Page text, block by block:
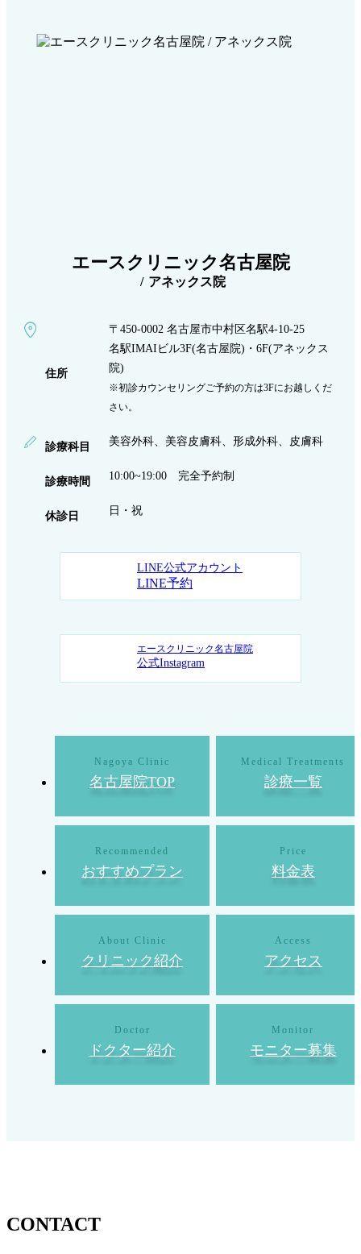
エースクリニック名古屋院
アネックス院
住所
〒450-0002 名古屋市中村区名駅4-10-25
名駅IMAIビル3F(名古屋院)・6F(アネックス
院)
※初診カウンセリングご予約の方は3Fにお越しくだ
さい。
診療科目 美容外科、美容皮膚科、形成外科、皮膚科
診療時間 10:00~19:00 完全予約制
休診日 日・祝
LINE公式アカウント
LINE予約
エースクリニック名古屋院
公式Instagram
名古屋院TOP 診療一覧
おすすめプラン 料金表
クリニック紹介 アクセス
ドクター紹介 モニター募集
CONTACT